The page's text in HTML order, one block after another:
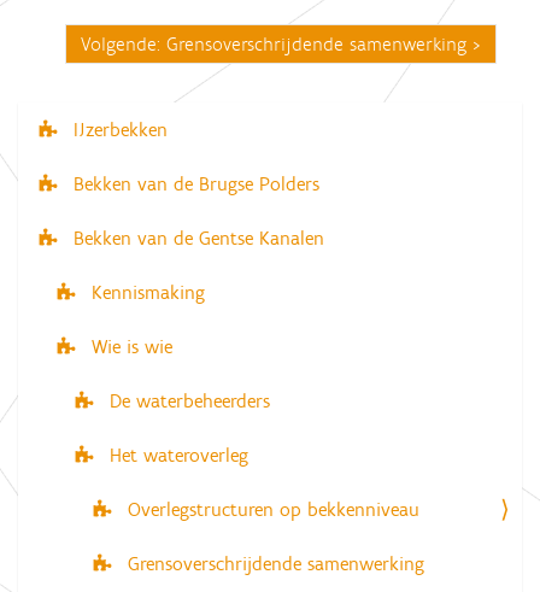
Volgende: Grensoverschrijdende samenwerking
N
a
i
IJzerbekken
Bekken van de Brugse Polders
Bekken van de Gentse Kanalen
Kennismaking
Wie is wie
De waterbeheerders
Het wateroverleg
Overlegstructuren op bekkenniveau
Grensoverschrijdende samenwerking